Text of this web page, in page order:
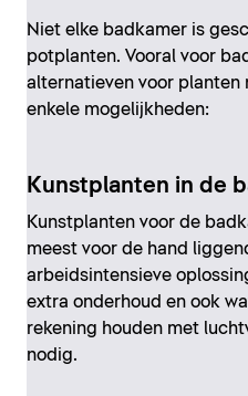
Niet elke badkamer is
potplanten. Vooral voor
alternatieven voor planten
enkele mogelijkheden:
Kunstplanten in de
Kunstplanten voor de
meest voor de hand
arbeidsintensieve
extra onderhoud en ook
rekening houden met
nodig.